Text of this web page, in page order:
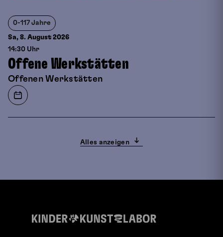
0-117 Jahre
Sa, 8. August 2026
14:30 Uhr
Offene Werkstätten
Offenen Werkstätten
Alles anzeigen